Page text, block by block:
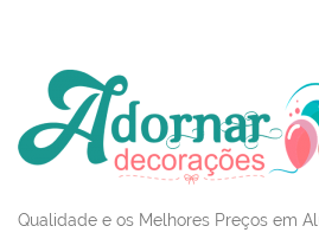
Qualidade e os Melhores Preços em